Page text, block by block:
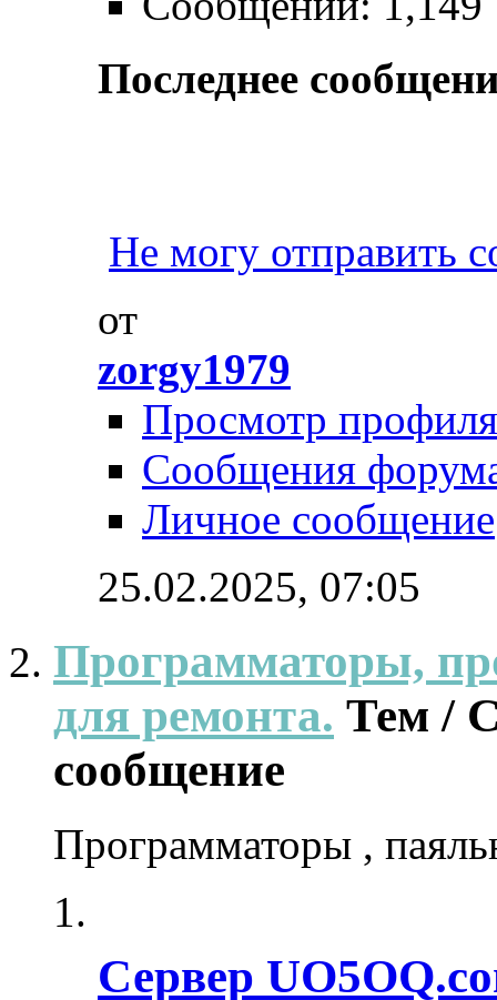
Последнее
Не могу отправить
от
zorgy1979
Просмотр профиля
Сообщения
Личное сообщение
25.02.2025, 07:05
Программаторы,
для ремонта. Тем /
сообщение
Программаторы ,
Сервер